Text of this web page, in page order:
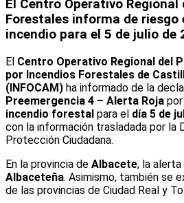
El Centro Operativo Regional
Forestales informa de riesgo
incendio para el 5 de julio de
El Centro Operativo Regional del
por Incendios Forestales de
(INFOCAM) ha informado de la
Preemergencia 4 – Alerta Roja por
incendio forestal para el día 5 de
con la información trasladada por la
Protección Ciudadana.
En la provincia de Albacete, la
Albaceteña. Asimismo, también se
de las provincias de Ciudad Real y